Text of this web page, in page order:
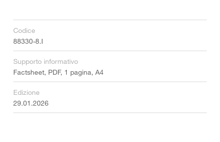
Codice
88330-8.I
Supporto informativo
Factsheet, PDF, 1 pagina, A4
Edizione
29.01.2026